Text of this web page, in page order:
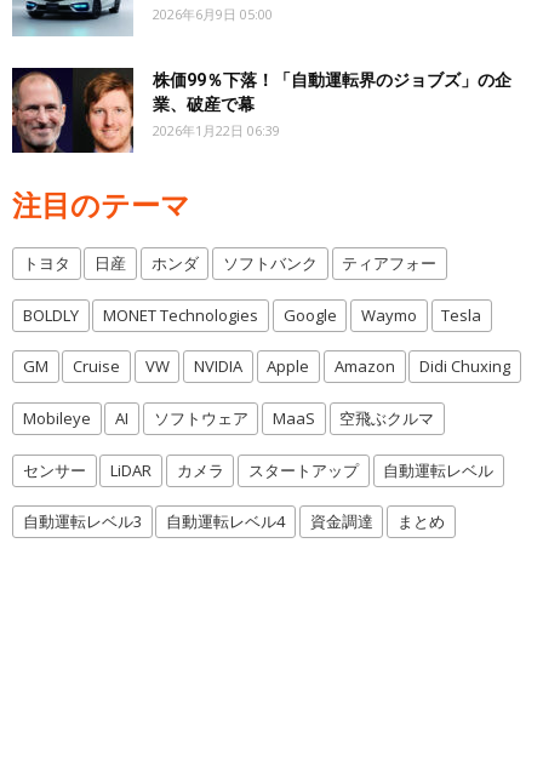
2026年6月9日 05:00
株価99％下落！「自動運転界のジョブズ」の企
業、破産で幕
2026年1月22日 06:39
注目のテーマ
トヨタ 日産 ホンダ ソフトバンク ティアフォー
BOLDLY MONET Technologies Google Waymo Tesla
GM Cruise VW NVIDIA Apple Amazon Didi Chuxing
Mobileye AI ソフトウェア MaaS 空飛ぶクルマ
センサー LiDAR カメラ スタートアップ 自動運転レベル
自動運転レベル3 自動運転レベル4 資金調達 まとめ